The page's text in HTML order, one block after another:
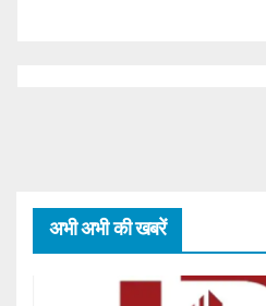
अभी अभी की खबरें